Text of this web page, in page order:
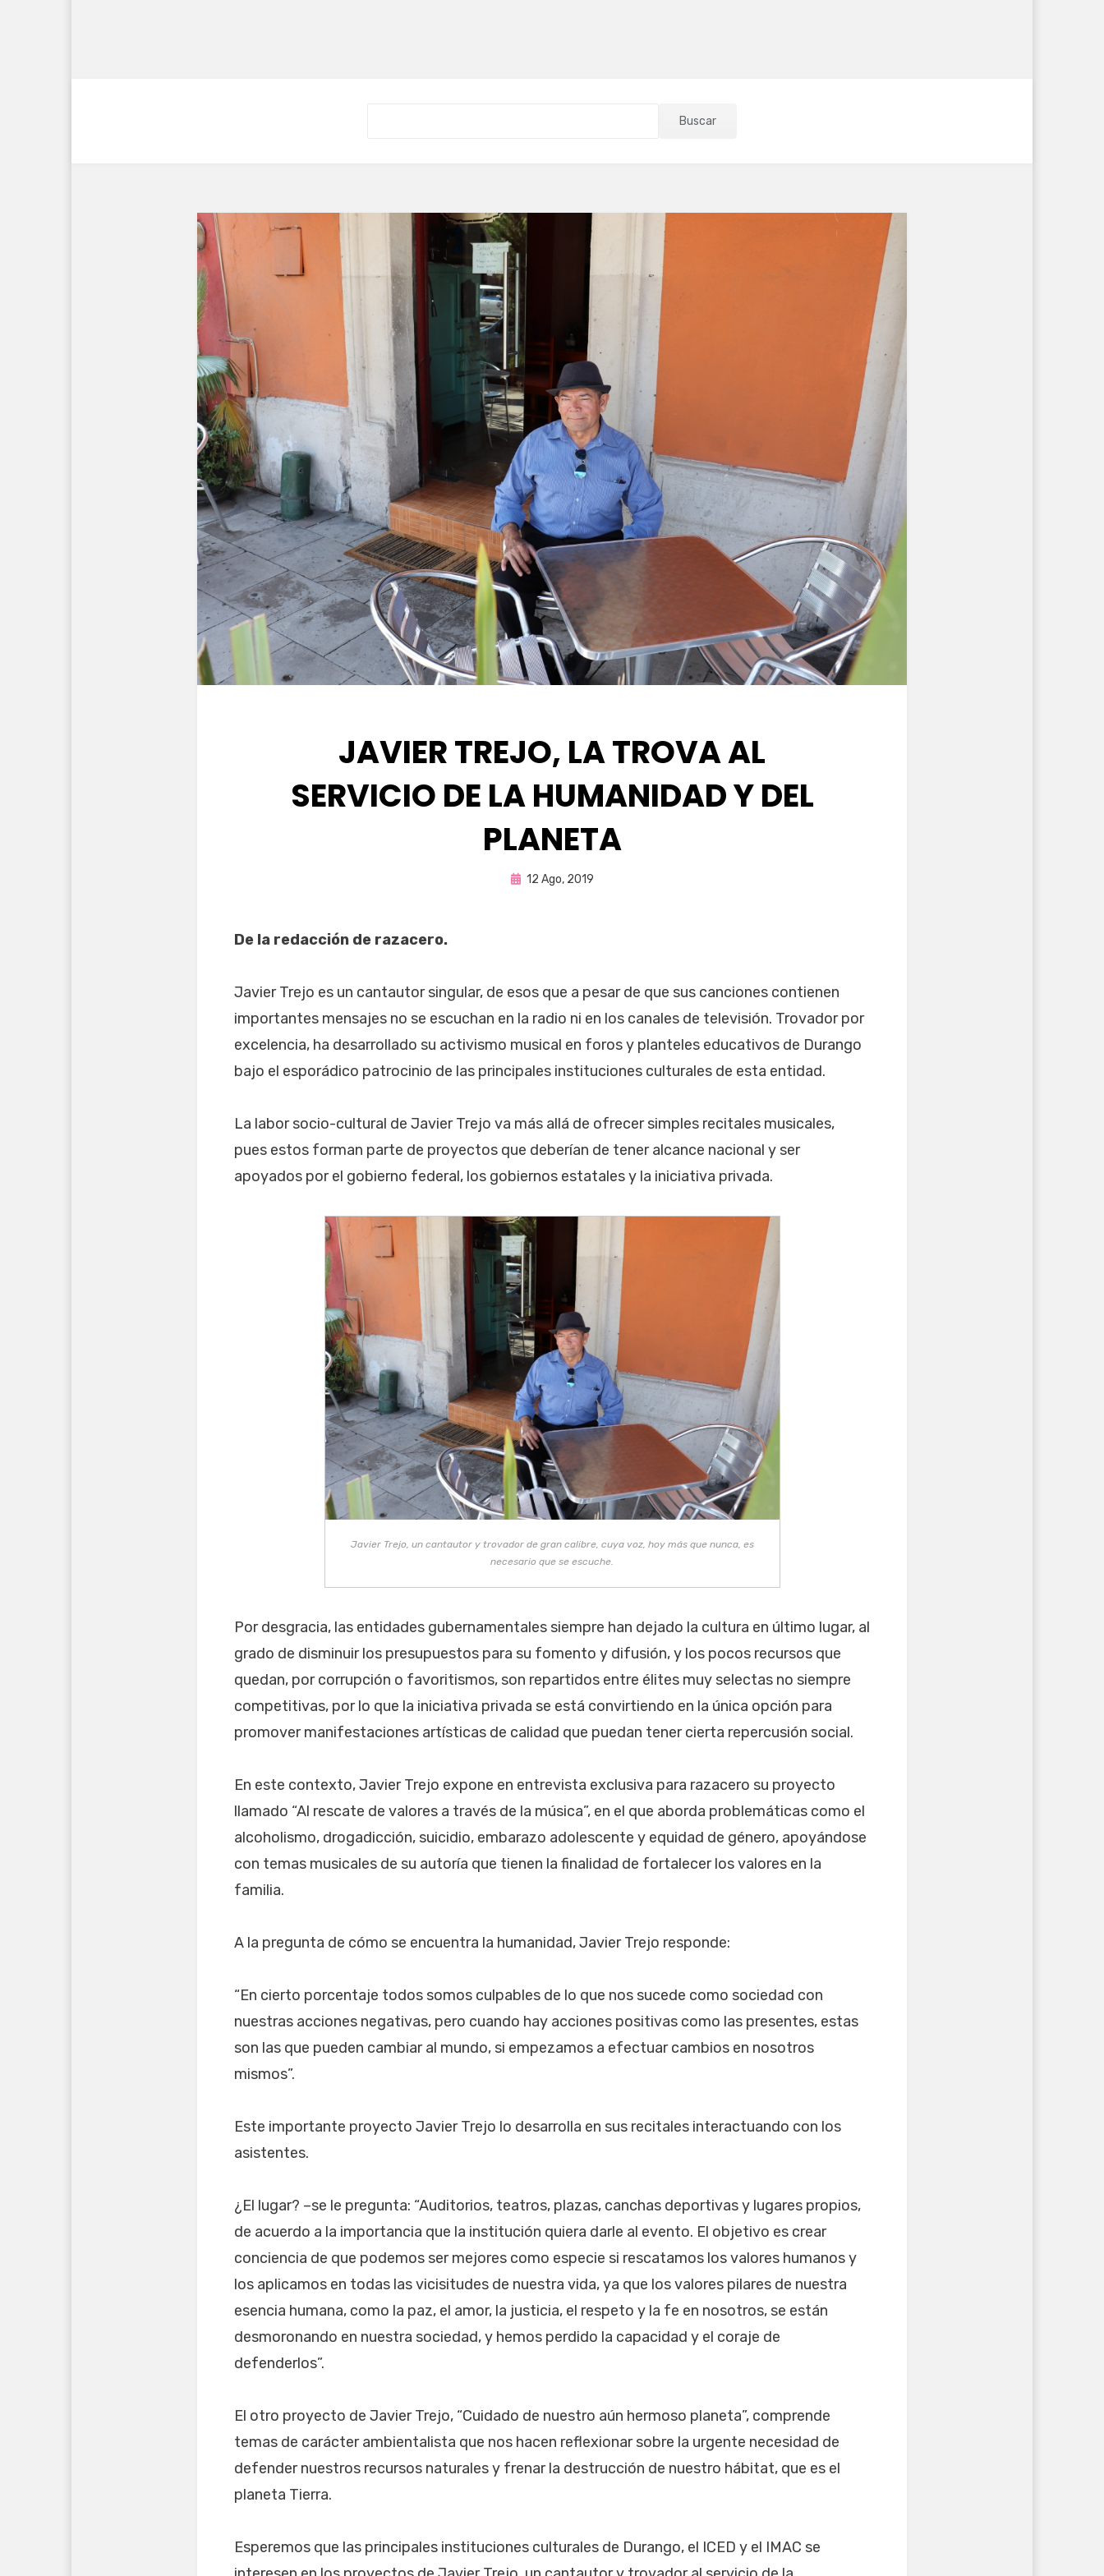
Buscar
JAVIER TREJO, LA TROVA AL
SERVICIO DE LA HUMANIDAD Y DEL
PLANETA
porEnrique
Publicada
12 Ago, 2019
De la redacción de razacero.
Javier Trejo es un cantautor singular, de esos que a pesar de que sus canciones contienen
importantes mensajes no se escuchan en la radio ni en los canales de televisión. Trovador por
excelencia, ha desarrollado su activismo musical en foros y planteles educativos de Durango
bajo el esporádico patrocinio de las principales instituciones culturales de esta entidad.
La labor socio-cultural de Javier Trejo va más allá de ofrecer simples recitales musicales,
pues estos forman parte de proyectos que deberían de tener alcance nacional y ser
apoyados por el gobierno federal, los gobiernos estatales y la iniciativa privada.
Javier Trejo, un cantautor y trovador de gran calibre, cuya voz, hoy más que nunca, es
necesario que se escuche.
Por desgracia, las entidades gubernamentales siempre han dejado la cultura en último lugar, al
grado de disminuir los presupuestos para su fomento y difusión, y los pocos recursos que
quedan, por corrupción o favoritismos, son repartidos entre élites muy selectas no siempre
competitivas, por lo que la iniciativa privada se está convirtiendo en la única opción para
promover manifestaciones artísticas de calidad que puedan tener cierta repercusión social.
En este contexto, Javier Trejo expone en entrevista exclusiva para razacero su proyecto
llamado “Al rescate de valores a través de la música”, en el que aborda problemáticas como el
alcoholismo, drogadicción, suicidio, embarazo adolescente y equidad de género, apoyándose
con temas musicales de su autoría que tienen la finalidad de fortalecer los valores en la
familia.
A la pregunta de cómo se encuentra la humanidad, Javier Trejo responde:
“En cierto porcentaje todos somos culpables de lo que nos sucede como sociedad con
nuestras acciones negativas, pero cuando hay acciones positivas como las presentes, estas
son las que pueden cambiar al mundo, si empezamos a efectuar cambios en nosotros
mismos”.
Este importante proyecto Javier Trejo lo desarrolla en sus recitales interactuando con los
asistentes.
¿El lugar? –se le pregunta: “Auditorios, teatros, plazas, canchas deportivas y lugares propios,
de acuerdo a la importancia que la institución quiera darle al evento. El objetivo es crear
conciencia de que podemos ser mejores como especie si rescatamos los valores humanos y
los aplicamos en todas las vicisitudes de nuestra vida, ya que los valores pilares de nuestra
esencia humana, como la paz, el amor, la justicia, el respeto y la fe en nosotros, se están
desmoronando en nuestra sociedad, y hemos perdido la capacidad y el coraje de
defenderlos”.
El otro proyecto de Javier Trejo, “Cuidado de nuestro aún hermoso planeta”, comprende
temas de carácter ambientalista que nos hacen reflexionar sobre la urgente necesidad de
defender nuestros recursos naturales y frenar la destrucción de nuestro hábitat, que es el
planeta Tierra.
Esperemos que las principales instituciones culturales de Durango, el ICED y el IMAC se